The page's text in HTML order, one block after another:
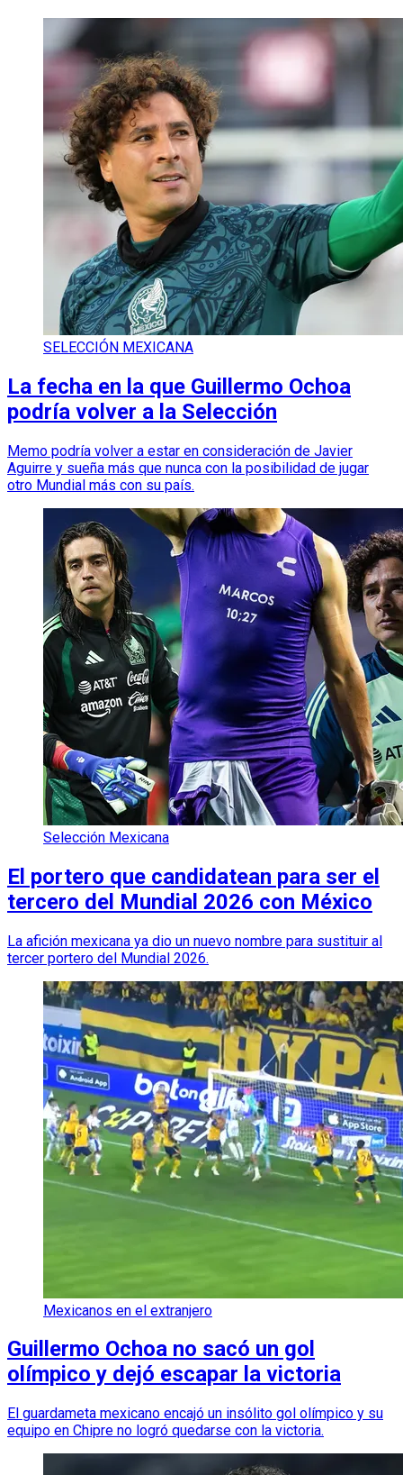
SELECCIÓN MEXICANA
La fecha en la que Guillermo Ochoa
podría volver a la Selección
Memo podría volver a estar en consideración de Javier
Aguirre y sueña más que nunca con la posibilidad de jugar
otro Mundial más con su país.
Selección Mexicana
El portero que candidatean para ser el
tercero del Mundial 2026 con México
La afición mexicana ya dio un nuevo nombre para sustituir al
tercer portero del Mundial 2026.
Mexicanos en el extranjero
Guillermo Ochoa no sacó un gol
olímpico y dejó escapar la victoria
El guardameta mexicano encajó un insólito gol olímpico y su
equipo en Chipre no logró quedarse con la victoria.